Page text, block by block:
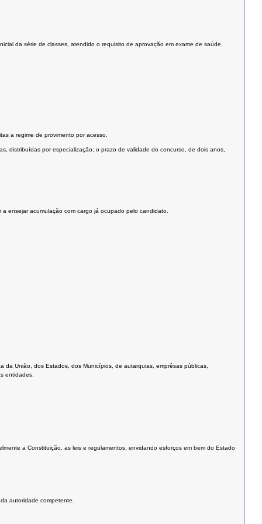
da série de classes, atendido o requisito de aprovação em exame de saúde,
a regime de provimento por acesso.
distribuídas por especialização; o prazo de validade do concurso, de dois anos,
ensejar acumulação com cargo já ocupado pelo candidato.
União, dos Estados, dos Municípios, de autarquias, emprêsas públicas,
entidades.
a Constituição, as leis e regulamentos, envidando esforços em bem do Estado
autoridade competente.